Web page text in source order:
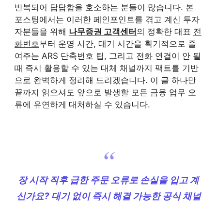
반복되어 답답함을 호소하는 분들이 많습니다. 본
포스팅에서는 이러한 페인포인트를 겪고 계신 투자
자분들을 위해 나무증권 고객센터의 정확한 대표 전
화번호부터 운영 시간, 대기 시간을 획기적으로 줄
여주는 ARS 단축번호 팁, 그리고 전화 연결이 안 될
때 즉시 활용할 수 있는 대체 채널까지 팩트를 기반
으로 완벽하게 정리해 드리겠습니다. 이 글 하나만
끝까지 읽으셔도 앞으로 발생할 모든 금융 업무 오
류에 유연하게 대처하실 수 있습니다.
장 시작 직후 급한 주문 오류로 손실을 입고 계
신가요? 대기 없이 즉시 해결 가능한 공식 채널